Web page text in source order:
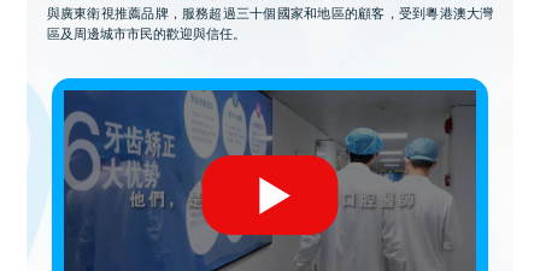
與廣東衛視推薦品牌，服務超過三十個國家和地區的顧客，受到粵港澳大灣
區及周邊城市市民的歡迎與信任。